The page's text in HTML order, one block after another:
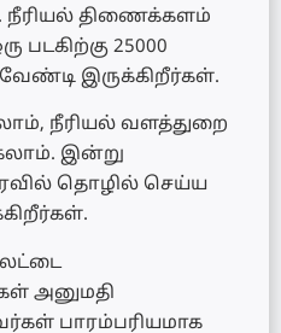
நீரியல் திணைக்களம்
படகிற்கு 25000
இருக்கிறீர்கள்.
நீரியல் வளத்துறை
இன்று
தொழில் செய்ய
அனுமதி
பாரம்பரியமாக